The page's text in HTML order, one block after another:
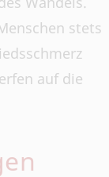
stets
auf die